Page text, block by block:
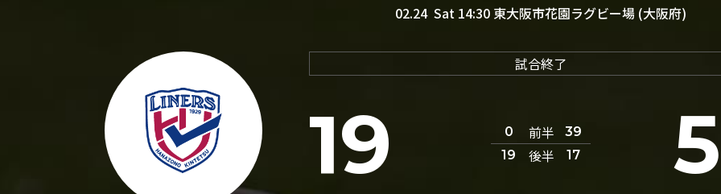
02.24 Sat 14:30 東大阪市花園ラグビー場 (大阪府)
試合終了
19 0 前半
39
19
後半 17